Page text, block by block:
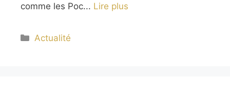
comme les Poc... Lire plus
Catégories
Actualité